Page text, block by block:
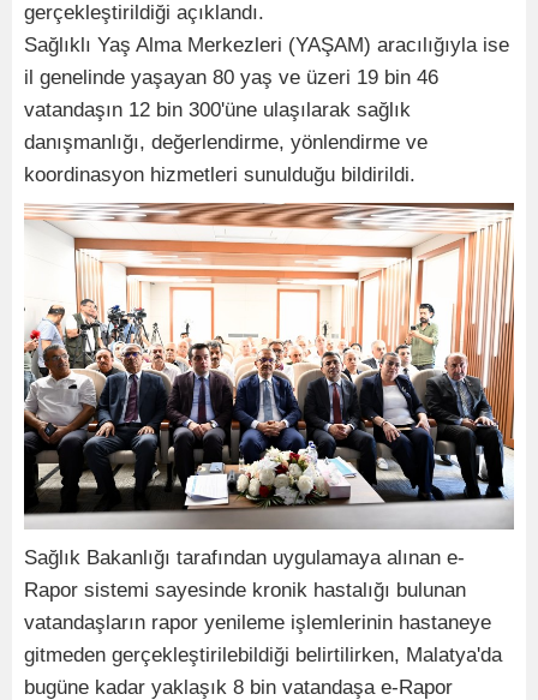
gerçekleştirildiği açıklandı.
Sağlıklı Yaş Alma Merkezleri (YAŞAM) aracılığıyla ise
il genelinde yaşayan 80 yaş ve üzeri 19 bin 46
vatandaşın 12 bin 300'üne ulaşılarak sağlık
danışmanlığı, değerlendirme, yönlendirme ve
koordinasyon hizmetleri sunulduğu bildirildi.
Sağlık Bakanlığı tarafından uygulamaya alınan e-
Rapor sistemi sayesinde kronik hastalığı bulunan
vatandaşların rapor yenileme işlemlerinin hastaneye
gitmeden gerçekleştirilebildiği belirtilirken, Malatya'da
bugüne kadar yaklaşık 8 bin vatandaşa e-Rapor